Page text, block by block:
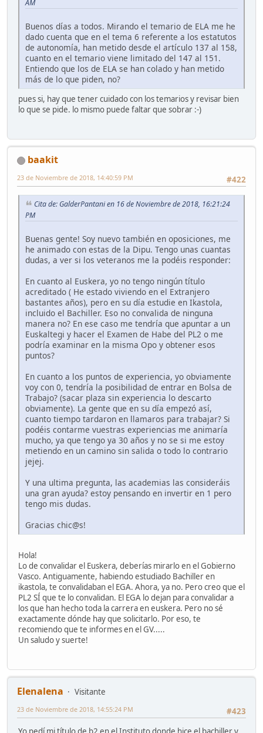
AM
Buenos días a todos. Mirando el temario de ELA me he
dado cuenta que en el tema 6 referente a los estatutos
de autonomía, han metido desde el artículo 137 al 158,
cuanto en el temario viene limitado del 147 al 151.
Entiendo que los de ELA se han colado y han metido
más de lo que piden, no?
pues si, hay que tener cuidado con los temarios y revisar bien
lo que se pide. lo mismo puede faltar que sobrar :-)
baakit
#422
23 de Noviembre de 2018, 14:40:59 PM
Cita de: GalderPantani en 16 de Noviembre de 2018, 16:21:24
PM
Buenas gente! Soy nuevo también en oposiciones, me
he animado con estas de la Dipu. Tengo unas cuantas
dudas, a ver si los veteranos me la podéis responder:
En cuanto al Euskera, yo no tengo ningún título
acreditado ( He estado viviendo en el Extranjero
bastantes años), pero en su día estudie en Ikastola,
incluido el Bachiller. Eso no convalida de ninguna
manera no? En ese caso me tendría que apuntar a un
Euskaltegi y hacer el Examen de Habe del PL2 o me
podría examinar en la misma Opo y obtener esos
puntos?
En cuanto a los puntos de experiencia, yo obviamente
voy con 0, tendría la posibilidad de entrar en Bolsa de
Trabajo? (sacar plaza sin experiencia lo descarto
obviamente). La gente que en su día empezó así,
cuanto tiempo tardaron en llamaros para trabajar? Si
podéis contarme vuestras experiencias me animaría
mucho, ya que tengo ya 30 años y no se si me estoy
metiendo en un camino sin salida o todo lo contrario
jejej.
Y una ultima pregunta, las academias las consideráis
una gran ayuda? estoy pensando en invertir en 1 pero
tengo mis dudas.
Gracias chic@s!
Hola!
Lo de convalidar el Euskera, deberías mirarlo en el Gobierno
Vasco. Antiguamente, habiendo estudiado Bachiller en
ikastola, te convalidaban el EGA. Ahora, ya no. Pero creo que el
PL2 SÍ que te lo convalidan. El EGA lo dejan para convalidar a
los que han hecho toda la carrera en euskera. Pero no sé
exactamente dónde hay que solicitarlo. Por eso, te
recomiendo que te informes en el GV.....
Un saludo y suerte!
Elenalena
Visitante
#423
23 de Noviembre de 2018, 14:55:24 PM